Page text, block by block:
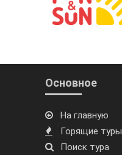
Основное
На главную
Горящие туры
Поиск тура